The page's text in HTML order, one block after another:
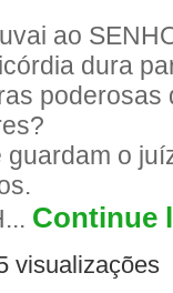
ao
dura
poderosas
o
Continue
visualizações